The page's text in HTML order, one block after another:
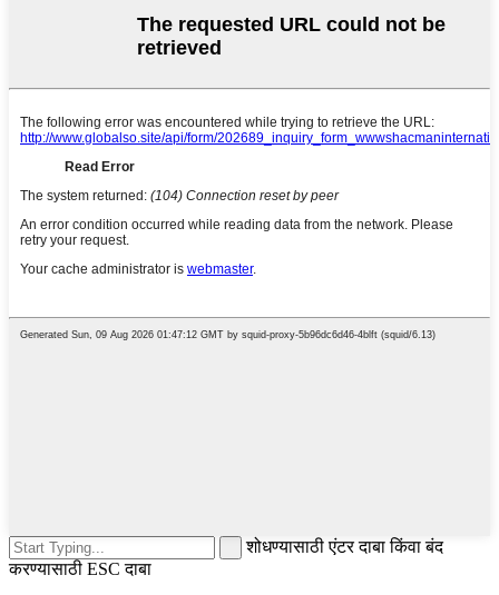
शोधण्यासाठी एंटर दाबा किंवा बंद
करण्यासाठी ESC दाबा